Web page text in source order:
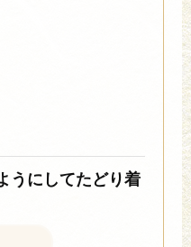
うにしてたどり着